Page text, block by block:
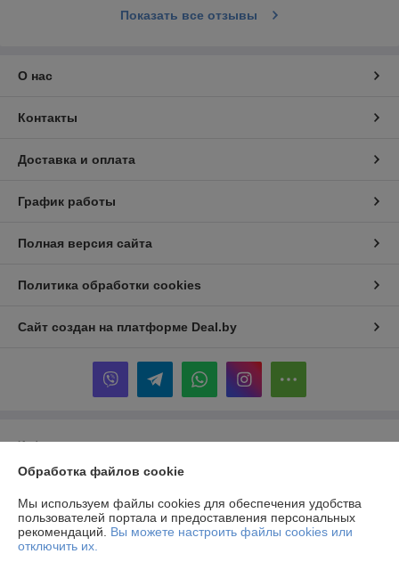
Показать все отзывы
О нас
Контакты
Доставка и оплата
График работы
Полная версия сайта
Политика обработки cookies
Сайт создан на платформе Deal.by
Информация для покупателя
Юридическое лицо:Частное производственно-торговое унитарное
223141, г. Логойск, ул. Тимчука, 11
Регистрационный номер ЕГР: 690844228
Обработка файлов cookie
Мы используем файлы cookies для обеспечения удобства
пользователей портала и предоставления персональных
рекомендаций. Вы можете настроить файлы cookies или
отключить их.